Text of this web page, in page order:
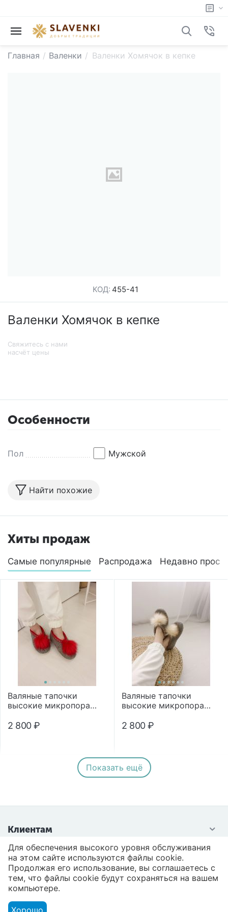
Главная / Валенки / Валенки Хомячок в кепке
КОД: 455-41
Валенки Хомячок в кепке
Свяжитесь с нами
насчёт цены
Особенности
Пол Мужской
Найти похожие
Хиты продаж
Самые популярные Распродажа Недавно
Валяные тапочки
высокие микропора
2 800 ₽
Валяные тапочки
высокие микропора
2 800 ₽
Показать ещё
Клиентам
Контакты
Для обеспечения высокого уровня обслуживания
на этом сайте используются файлы cookie.
Продолжая его использование, вы соглашаетесь с
тем, что файлы cookie будут сохраняться на вашем
компьютере.
Хорошо